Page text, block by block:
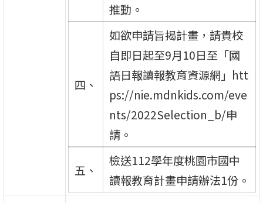
推動。
四、
如欲申請旨揭計畫，請貴校
自即日起至9月10日至「國
語日報讀報教育資源網」htt
ps://nie.mdnkids.com/eve
nts/2022Selection_b/申
請。
五、
檢送112學年度桃園市國中
讀報教育計畫申請辦法1份。